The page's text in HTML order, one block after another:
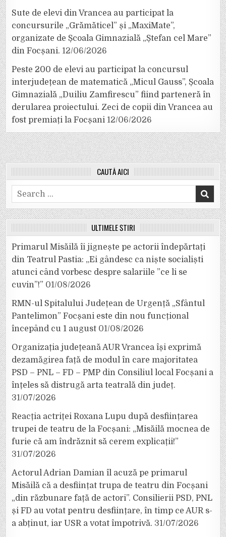
Sute de elevi din Vrancea au participat la
concursurile „Grămăticel” și „MaxiMate”,
organizate de Școala Gimnazială „Ștefan cel Mare”
din Focșani. 12/06/2026
Peste 200 de elevi au participat la concursul
interjudețean de matematică „Micul Gauss”, Școala
Gimnazială „Duiliu Zamfirescu” fiind parteneră în
derularea proiectului. Zeci de copii din Vrancea au
fost premiați la Focșani 12/06/2026
CAUTĂ AICI
Search
for:
ULTIMELE ȘTIRI
Primarul Misăilă îi jignește pe actorii îndepărtați
din Teatrul Pastia: „Ei gândesc ca niște socialiști
atunci când vorbesc despre salariile ”ce li se
cuvin”!” 01/08/2026
RMN-ul Spitalului Județean de Urgență „Sfântul
Pantelimon” Focșani este din nou funcțional
începând cu 1 august 01/08/2026
Organizația județeană AUR Vrancea își exprimă
dezamăgirea față de modul în care majoritatea
PSD – PNL – FD – PMP din Consiliul local Focșani a
înțeles să distrugă arta teatrală din județ.
31/07/2026
Reacția actriței Roxana Lupu după desființarea
trupei de teatru de la Focșani: „Misăilă mocnea de
furie că am îndrăznit să cerem explicații!”
31/07/2026
Actorul Adrian Damian îl acuză pe primarul
Misăilă că a desființat trupa de teatru din Focșani
„din răzbunare față de actori”. Consilierii PSD, PNL
și FD au votat pentru desființare, în timp ce AUR s-
a abținut, iar USR a votat împotrivă. 31/07/2026